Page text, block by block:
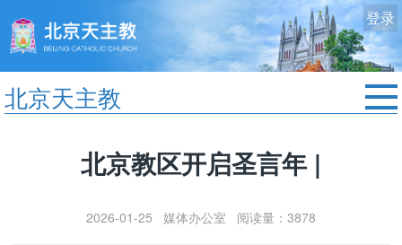
登录
北京天主教
北京教区开启圣言年 |
2026-01-25 媒体办公室 阅读量：3878